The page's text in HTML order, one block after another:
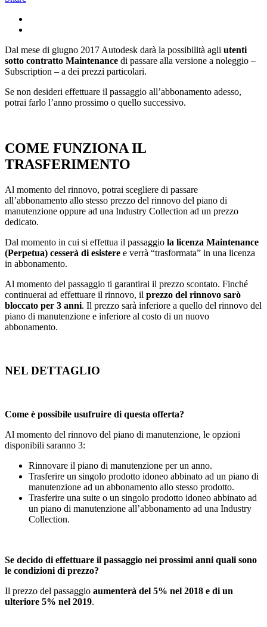
Dal mese di giugno 2017 Autodesk darà la possibilità agli utenti
sotto contratto Maintenance di passare alla versione a noleggio –
Subscription – a dei prezzi particolari.
Se non desideri effettuare il passaggio all’abbonamento adesso,
potrai farlo l’anno prossimo o quello successivo.
COME FUNZIONA IL
TRASFERIMENTO
Al momento del rinnovo, potrai scegliere di passare
all’abbonamento allo stesso prezzo del rinnovo del piano di
manutenzione oppure ad una Industry Collection ad un prezzo
dedicato.
Dal momento in cui si effettua il passaggio la licenza Maintenance
(Perpetua) cesserà di esistere e verrà “trasformata” in una licenza
in abbonamento.
Al momento del passaggio ti garantirai il prezzo scontato. Finché
continuerai ad effettuare il rinnovo, il prezzo del rinnovo sarò
bloccato per 3 anni. Il prezzo sarà inferiore a quello del rinnovo del
piano di manutenzione e inferiore al costo di un nuovo
abbonamento.
NEL DETTAGLIO
Come è possibile usufruire di questa offerta?
Al momento del rinnovo del piano di manutenzione, le opzioni
disponibili saranno 3:
Rinnovare il piano di manutenzione per un anno.
Trasferire un singolo prodotto idoneo abbinato ad un piano di
manutenzione ad un abbonamento allo stesso prodotto.
Trasferire una suite o un singolo prodotto idoneo abbinato ad
un piano di manutenzione all’abbonamento ad una Industry
Collection.
Se decido di effettuare il passaggio nei prossimi anni quali sono
le condizioni di prezzo?
Il prezzo del passaggio aumenterà del 5% nel 2018 e di un
ulteriore 5% nel 2019.